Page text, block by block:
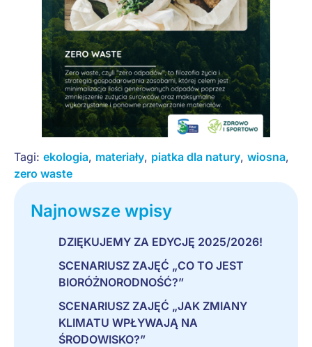
Tagi: ekologia, materiały, piatka dla natury, wiosna,
zero waste
Najnowsze wpisy
DZIĘKUJEMY ZA EDYCJĘ 2025/2026!
SCENARIUSZ ZAJĘĆ „CO TO JEST
BIORÓŻNORODNOŚĆ?”
SCENARIUSZ ZAJĘĆ „JAK ZMIANY
KLIMATU WPŁYWAJĄ NA
ŚRODOWISKO?”